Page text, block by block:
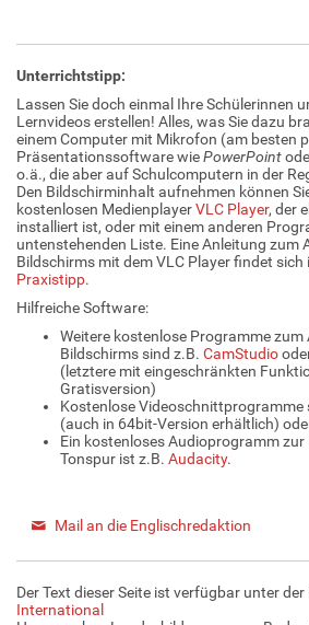
Unterrichtstipp:
Lassen Sie doch einmal Ihre Schülerinnen
Lernvideos erstellen! Alles, was Sie dazu
einem Computer mit Mikrofon (am besten
Präsentationssoftware wiePowerPoint
o.ä., die aber auf Schulcomputern in der
Den Bildschirminhalt aufnehmen können
kostenlosen MedienplayerVLC Player, der
installiert ist, oder mit einem anderen
untenstehenden Liste. Eine Anleitung zum
Bildschirms mit dem VLC Player findet sich
Praxistipp.
Hilfreiche Software:
Weitere kostenlose Programme
Bildschirms sind z.B. CamStudio
(letztere mit eingeschränkten
Gratisversion)
Kostenlose Videoschnittprogramme
(auch in 64bit-Version erhältlich)
Ein kostenloses Audioprogramm
Tonspur ist z.B. Audacity.
Mail an die Englischredaktion
Der Text dieser Seite ist verfügbar unter der
International